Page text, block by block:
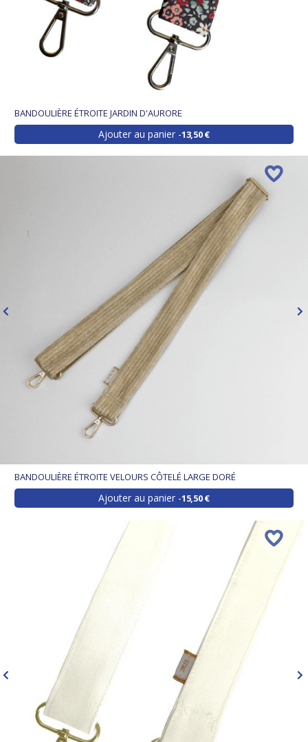
BANDOULIÈRE ÉTROITE JARDIN D'AURORE
Ajouter au panier 13,50 €
BANDOULIÈRE ÉTROITE VELOURS CÔTELÉ LARGE DORÉ
Ajouter au panier 15,50 €